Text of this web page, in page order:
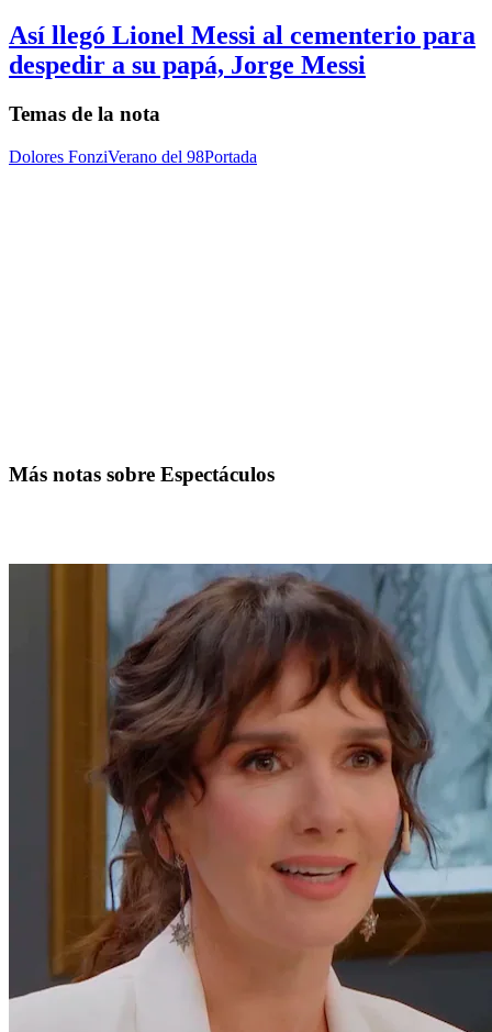
Así llegó Lionel Messi al cementerio para
despedir a su papá, Jorge Messi
Temas de la nota
Dolores FonziVerano del 98Portada
Más notas sobre Espectáculos